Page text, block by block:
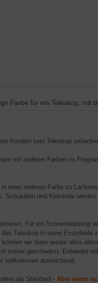
Farbe für ein Teleskop, mit
Kunden sein Teleskop
mit anderen Farben im
einer anderen Farbe zu
Schrauben und Kleinteile
Für ein Sonnenteleskop
Teleskop in seine Einzelteile
wir dann wieder alles
immer geschwärzt. Entweder
vollkommen ausreichend.
als Standard - Aber wenn